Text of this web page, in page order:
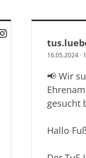
📢 Wir